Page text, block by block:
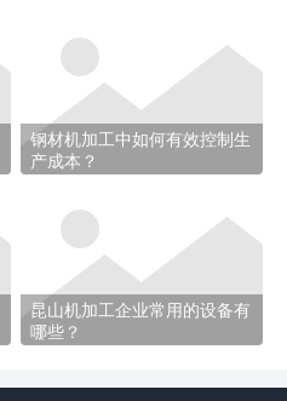
钢材机加工中如何有效控制生
产成本？
昆山机加工企业常用的设备有
哪些？